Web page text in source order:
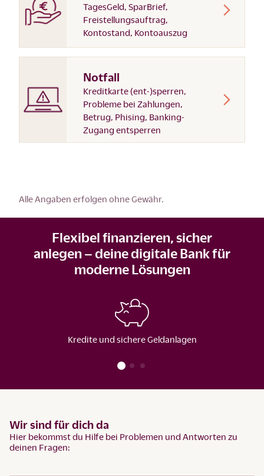
TagesGeld, SparBrief,
Freistellungsauftrag,
Kontostand, Kontoauszug
Notfall
Kreditkarte (ent-)sperren,
Probleme bei Zahlungen,
Betrug, Phising, Banking-
Zugang entsperren
Alle Angaben erfolgen ohne Gewähr.
Flexibel finanzieren, sicher
anlegen – deine digitale Bank für
moderne Lösungen
Kredite und sichere Geldanlagen
Wir sind für dich da
Hier bekommst du Hilfe bei Problemen und Antworten zu
deinen Fragen: